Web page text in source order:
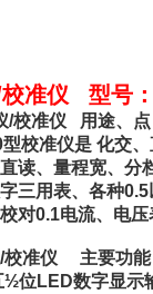
准仪 型号
准仪 用途、点
型校准仪是 化交
读、量程宽、分
三用表、各种
对0.1电流、电压
校准仪 主要功能
数字显示输出